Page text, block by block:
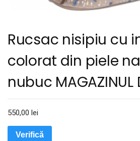
Rucsac nisipiu cu
colorat din piele
nubuc MAGAZINUL
550,00 lei
Verifică